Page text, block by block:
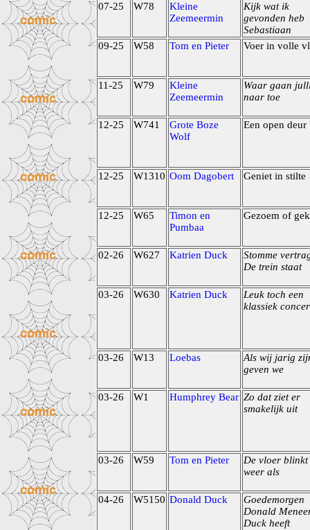
07-25 W78
Kleine
Zeemeermin
Kijk wat ik
gevonden heb
Sebastiaan
09-25
W58 Tom en Pieter Voer in volle
11-25 W79
Kleine
Zeemeermin
Waar gaan
naar toe
12-25 W741
Grote Boze
Wolf
Een open deur
12-25 W1310 Oom Dagobert Geniet in stilte
12-25 W65
Timon en
Pumbaa
Gezoem of
02-26 W627 Katrien Duck
Stomme
De trein staat
03-26 W630 Katrien Duck
Leuk toch een
klassiek
03-26 W13 Loebas
Als wij jarig
geven we
03-26 W1 Humphrey Bear Zo dat ziet er
smakelijk uit
03-26 W59 Tom en Pieter
De vloer blinkt
weer als
04-26 W5150 Donald Duck
Goedemorgen
Donald
Duck heeft